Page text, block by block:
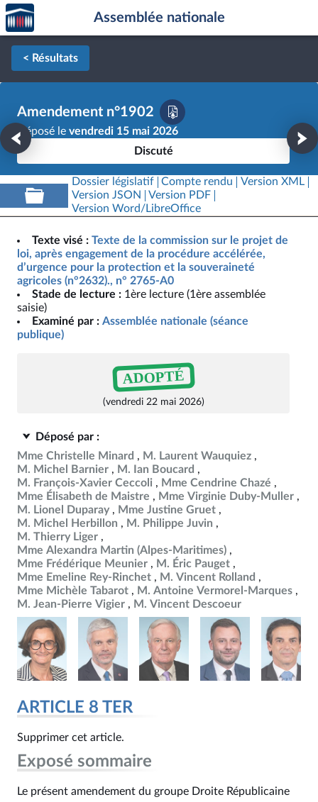
Aller au contenu
Aller en bas de la page
Accèder
à la
page
d'accueil
Assemblée nationale
< Résultats
Amendement n°1902
Déposé le vendredi 15 mai 2026
Discuté
Dossier législatif Compte rendu
Version XML
Version JSON
Version PDF
Version Word/LibreOffice
Texte visé : Texte de la commission sur le projet de
loi, après engagement de la procédure accélérée,
d’urgence pour la protection et la souveraineté
agricoles (n°2632)., n° 2765-A0
Stade de lecture : 1ère lecture (1ère assemblée
saisie)
Examiné par : Assemblée nationale (séance
publique)
ADOPTÉ
(vendredi 22 mai 2026)
Déposé par :
Mme Christelle Minard
M. Laurent Wauquiez
M. Michel Barnier
M. Ian Boucard
M. François-Xavier Ceccoli
Mme Cendrine Chazé
Mme Élisabeth de Maistre
Mme Virginie Duby-Muller
M. Lionel Duparay
Mme Justine Gruet
M. Michel Herbillon
M. Philippe Juvin
M. Thierry Liger
Mme Alexandra Martin (Alpes-Maritimes)
Mme Frédérique Meunier
M. Éric Pauget
Mme Emeline Rey-Rinchet
M. Vincent Rolland
Mme Michèle Tabarot
M. Antoine Vermorel-Marques
M. Jean-Pierre Vigier
M. Vincent Descoeur
ARTICLE 8 TER
Supprimer cet article.
Exposé sommaire
Le présent amendement du groupe Droite Républicaine